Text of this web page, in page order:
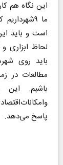
این نگاه هم
است و باید
لحاظ ابزاری
مطالعات در
باشیم. این
پاسخ می‌دهد.